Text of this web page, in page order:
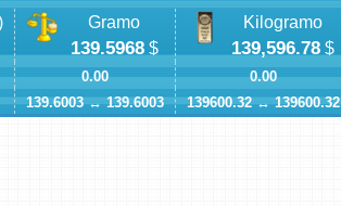
Gramo
139.5968$
0.00
139.6003↔139.6003
Kilogramo
139,596.78$
0.00
139600.32↔139600.32